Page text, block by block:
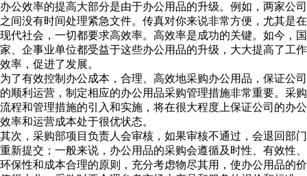
办公效率的提高大部分是由于办公用品的升级。例如，两家公司
之间没有时间处理紧急文件。传真对你来说非常方便，尤其是在
现代社会，一切都要求高效率。高效率是成功的关键。如今，国
家、企事业单位都受益于这些办公用品的升级，大大提高了工作
效率，促进了发展。
为了有效控制办公成本，合理、高效地采购办公用品，保证公司
的顺利运营，制定相应的办公用品采购管理措施非常重要。采购
流程和管理措施的引入和实施，将在很大程度上保证公司的办公
效率和运营成本处于很优状态。
其次，采购部项目负责人会审核，如果审核不通过，会退回部门
重新提交；一般来说，办公用品的采购会遵循及时性、有效性、
环保性和成本合理的原则，充分考虑物尽其用，使办公用品的价